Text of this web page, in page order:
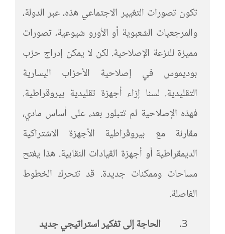
تكون تصورات التغيير الاجتماعي هذه، عبر الدولة،
والمرجعيات الشعبوية أو الأورو شيوعية، تصورات
مميزة للنزعة الإصلاحية. لكن لا يمكن إدراج حزب
بوديموس في إصلاحية الأحزاب اليسارية
التقليدية. لسنا إزاء أجهزة تقليدية بيروقراطية.
فهذه الإصلاحية لم تتبلور بعد، على أساس مادي،
مقارنة مع بيروقراطية الأجهزة الاشتراكية
الديمقراطية أو أجهزة القيادات النقابية. هذا يفتح
مساحات وممكنات جديدة. قد تتحرك الخطوط
الفاصلة.
الحاجة إلى تفكير استراتيجي جديد